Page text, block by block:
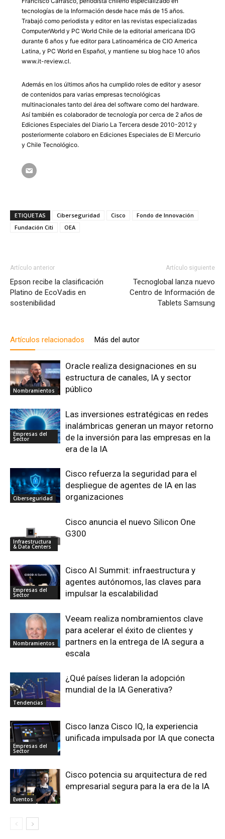
tecnologías de la Información desde hace más de 15 años.
Trabajó como periodista y editor en las revistas especializadas
ComputerWorld y PC World Chile de la editorial americana IDG
durante 6 años y fue editor para Latinoamérica de CIO America
Latina, y PC World en Español, y mantiene su blog hace 10 años
www.it-review.cl.
Además en los últimos años ha cumplido roles de editor y asesor
de contenidos para varias empresas tecnológicas
multinacionales tanto del área del software como del hardware.
Así también es colaborador de tecnología por cerca de 2 años de
Ediciones Especiales del Diario La Tercera desde 2010-2012 y
posteriormente colaboro en Ediciones Especiales de El Mercurio
y Chile Tecnológico.
ETIQUETAS Ciberseguridad Cisco
Fondo de Innovación
Fundación Citi
OEA
Artículo anterior
Epson recibe la clasificación
Platino de EcoVadis en
sostenibilidad
Artículo siguiente
Tecnoglobal lanza nuevo
Centro de Información de
Tablets Samsung
Artículos relacionados Más del autor
Nombramientos
Oracle realiza designaciones en su
estructura de canales, IA y sector
público
Empresas del
Sector
Las inversiones estratégicas en redes
inalámbricas generan un mayor retorno
de la inversión para las empresas en la
era de la IA
Ciberseguridad
Cisco refuerza la seguridad para el
despliegue de agentes de IA en las
organizaciones
Infraestructura
& Data Centers
Cisco anuncia el nuevo Silicon One
G300
Empresas del
Sector
Cisco AI Summit: infraestructura y
agentes autónomos, las claves para
impulsar la escalabilidad
Nombramientos
Veeam realiza nombramientos clave
para acelerar el éxito de clientes y
partners en la entrega de IA segura a
escala
Tendencias
¿Qué países lideran la adopción
mundial de la IA Generativa?
Empresas del
Sector
Cisco lanza Cisco IQ, la experiencia
unificada impulsada por IA que conecta
Eventos
Cisco potencia su arquitectura de red
empresarial segura para la era de la IA